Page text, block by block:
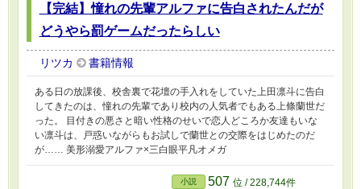
【完結】憧れの先輩アルファに告白されたんだが
どうやら罰ゲームだったらしい
リツカ 書籍情報
ある日の放課後、校舎裏で花壇の手入れをしていた上田凛斗に告白
してきたのは、憧れの先輩であり校内の人気者でもある上條蘭世だ
った。 目付きの悪さと暗い性格のせいで恋人どころか友達もいな
い凛斗は、戸惑いながらもお試しで蘭世との交際をはじめたのだ
が…… 美形溺愛アルファ×三白眼平凡オメガ
小説 507 位 / 228,744件